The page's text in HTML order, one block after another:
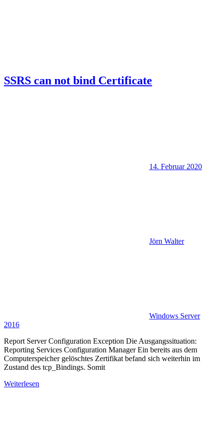
SSRS can not bind Certificate
14. Februar 2020
Jörn Walter
Windows Server
2016
Report Server Configuration Exception Die Ausgangssituation:
Reporting Services Configuration Manager Ein bereits aus dem
Computerspeicher gelöschtes Zertifikat befand sich weiterhin im
Zustand des tcp_Bindings. Somit
Weiterlesen